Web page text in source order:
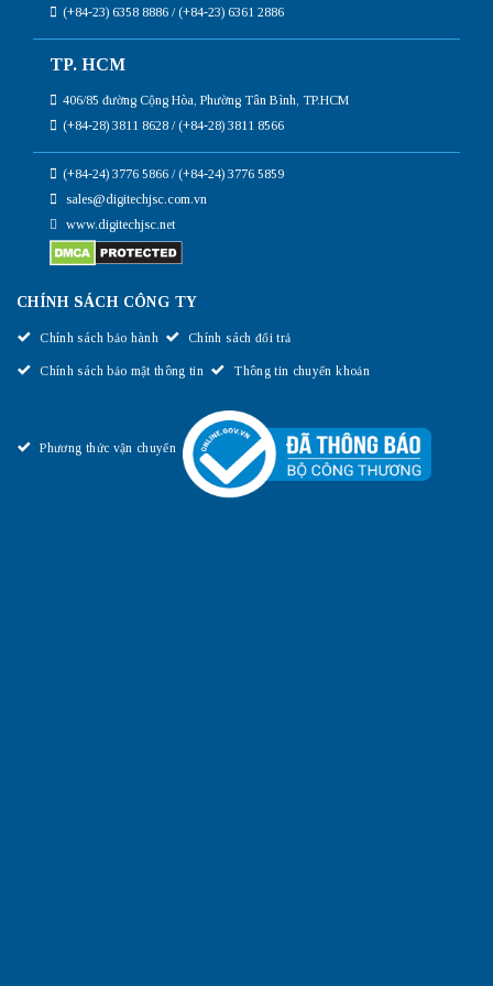
(+84-23) 6358 8886 / (+84-23) 6361 2886
TP. HCM
406/85 đường Cộng Hòa, Phường Tân Bình, TP.HCM
(+84-28) 3811 8628 / (+84-28) 3811 8566
(+84-24) 3776 5866 / (+84-24) 3776 5859
sales@digitechjsc.com.vn
www.digitechjsc.net
CHÍNH SÁCH CÔNG TY
Chính sách bảo hành Chính sách đổi trả
Chính sách bảo mật thông tin Thông tin chuyển khoản
Phương thức vận chuyển